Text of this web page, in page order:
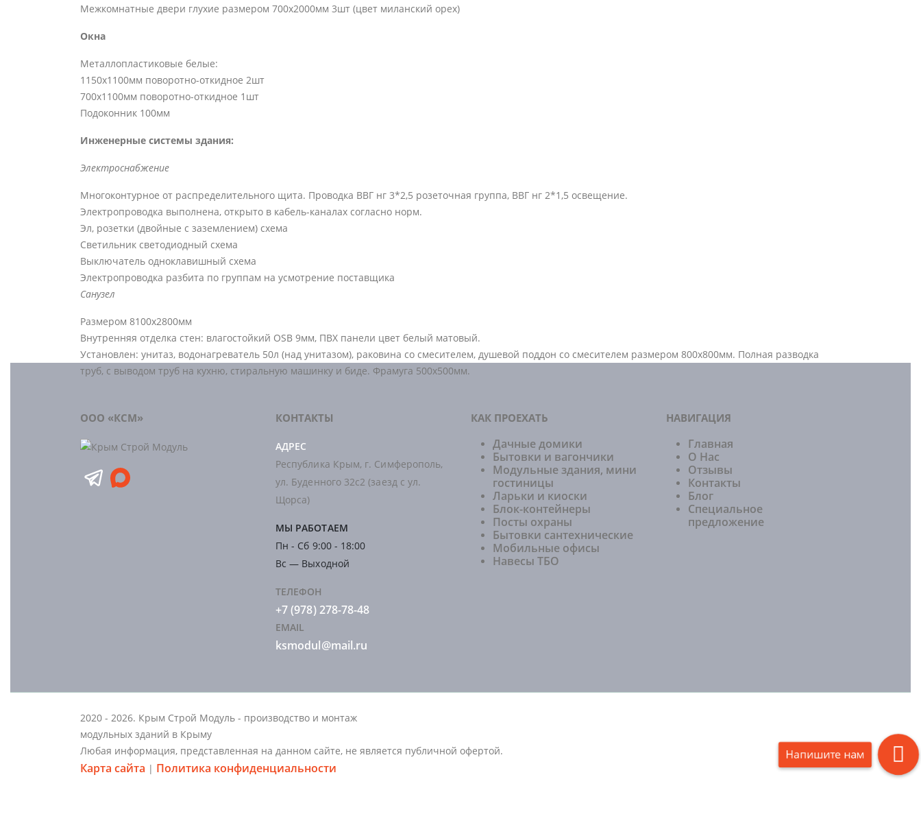
Межкомнатные двери глухие размером 700х2000мм 3шт (цвет миланский орех)
Окна
Металлопластиковые белые:
1150х1100мм поворотно-откидное 2шт
700х1100мм поворотно-откидное 1шт
Подоконник 100мм
Инженерные системы здания:
Электроснабжение
Многоконтурное от распределительного щита. Проводка ВВГ нг 3*2,5 розеточная группа, ВВГ нг 2*1,5 освещение.
Электропроводка выполнена, открыто в кабель-каналах согласно норм.
Эл, розетки (двойные с заземлением) схема
Светильник светодиодный схема
Выключатель одноклавишный схема
Электропроводка разбита по группам на усмотрение поставщика
Санузел
Размером 8100х2800мм
Внутренняя отделка стен: влагостойкий OSB 9мм, ПВХ панели цвет белый матовый.
Установлен: унитаз, водонагреватель 50л (над унитазом), раковина со смесителем, душевой поддон со смесителем размером 800х800мм. Полная разводка
труб, с выводом труб на кухню, стиральную машинку и биде. Фрамуга 500х500мм.
ООО «КСМ»
Напишите нам
КОНТАКТЫ
АДРЕС
Республика Крым, г. Симферополь,
ул. Буденного 32с2 (заезд с ул.
Щорса)
МЫ РАБОТАЕМ
Пн - Сб 9:00 - 18:00
Вс — Выходной
ТЕЛЕФОН
+7 (978) 278-78-48
EMAIL
ksmodul@mail.ru
КАК ПРОЕХАТЬ
Дачные домики
Бытовки и вагончики
Модульные здания, мини
гостиницы
Ларьки и киоски
Блок-контейнеры
Посты охраны
Бытовки сантехнические
Мобильные офисы
Навесы ТБО
НАВИГАЦИЯ
Главная
О Нас
Отзывы
Контакты
Блог
Специальное
предложение
2020 - 2026. Крым Строй Модуль - производство и монтаж
модульных зданий в Крыму
Любая информация, представленная на данном сайте, не является публичной офертой.
Карта сайта | Политика конфиденциальности